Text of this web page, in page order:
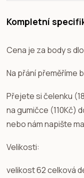
Kompletní
Cena je za body s
Na přání přeměříme
Přejete si čelenku
na gumičce (110Kč)
nebo nám napište
Velikosti:
velikost 62 celková